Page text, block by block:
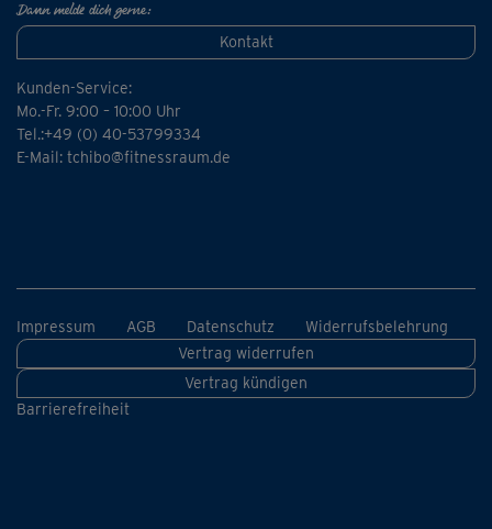
Dann melde dich gerne:
Kontakt
Kunden-Service:
Mo.-Fr. 9:00 – 10:00 Uhr
Tel.:+49 (0) 40-53799334
E-Mail: tchibo@fitnessraum.de
Impressum AGB Datenschutz
Widerrufsbelehrung
Vertrag widerrufen
Vertrag kündigen
Barrierefreiheit